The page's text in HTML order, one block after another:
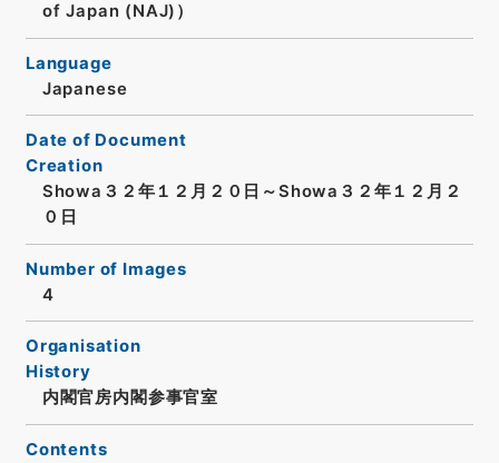
of Japan (NAJ)）
Language
Japanese
Date of Document
Creation
Showa３２年１２月２０日～Showa３２年１２月２
０日
Number of Images
4
Organisation
History
内閣官房内閣参事官室
Contents